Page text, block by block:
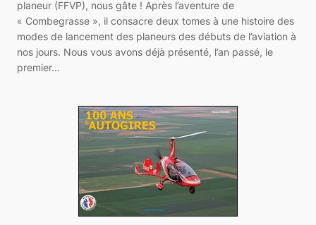
planeur (FFVP), nous gâte ! Après l’aventure de
« Combegrasse », il consacre deux tomes à une histoire des
modes de lancement des planeurs des débuts de l’aviation à
nos jours. Nous vous avons déjà présenté, l’an passé, le
premier…